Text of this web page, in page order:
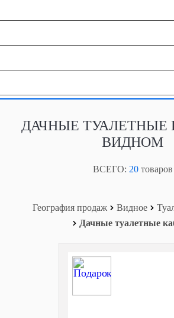
ДАЧНЫЕ ТУАЛЕТНЫЕ
ВИДНОМ
ВСЕГО: 20товаров
География продаж Видное
Дачные туалетные